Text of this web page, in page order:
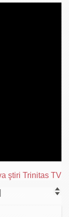
ştiri Trinitas TV